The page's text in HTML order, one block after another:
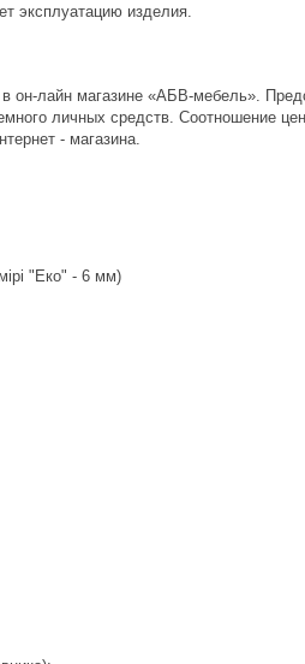
эксплуатацию изделия.
он-лайн магазине «АБВ-мебель».
личных средств. Соотношение
- магазина.
"Еко" - 6 мм)